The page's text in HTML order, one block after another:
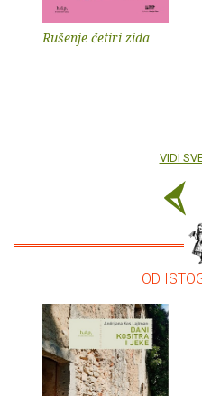
Rušenje četiri zida
VIDI
– OD